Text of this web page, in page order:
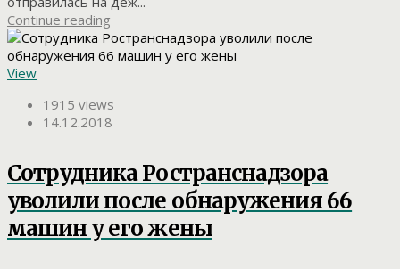
Continue reading
View
1915 views
14.12.2018
Сотрудника Ространснадзора
уволили после обнаружения 66
машин у его жены